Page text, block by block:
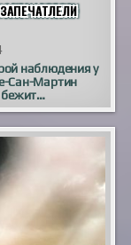
наблюдения у
Сан-Мартин
бежит…